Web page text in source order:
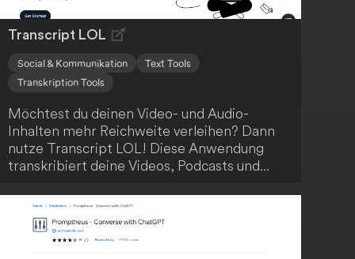
Transcript LOL
Social & Kommunikation
Text Tools
Transkription Tools
Möchtest du deinen Video- und Audio-
Inhalten mehr Reichweite verleihen? Dann
nutze Transcript LOL! Diese Anwendung
transkribiert deine Videos, Podcasts und
erstellt Zusammenfassungen sowie
Themenerkennung. Sogar bei Inhalten ohne
Untertitel liefert Transcript LOL eine höhere